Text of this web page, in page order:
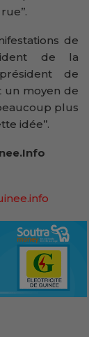
de
de la
de
un moyen de
plus
idée’’.